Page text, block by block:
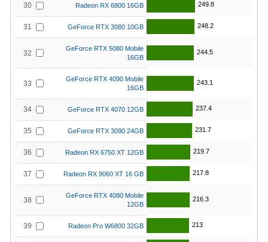
30 Radeon RX 6800 16GB 249.8
31 GeForce RTX 3080 10GB 248.2
32
GeForce RTX 5080 Mobile
16GB
244.5
33
GeForce RTX 4090 Mobile
16GB
243.1
34 GeForce RTX 4070 12GB 237.4
35 GeForce RTX 3090 24GB 231.7
36 Radeon RX 6750 XT 12GB 219.7
37 Radeon RX 9060 XT 16 GB 217.8
38
GeForce RTX 4080 Mobile
12GB
216.3
39 Radeon Pro W6800 32GB 213